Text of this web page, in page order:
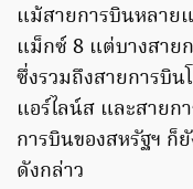
แม้สายการบินหลายแ
แม็กซ์ 8 แต่บางสาย
ซึ่งรวมถึงสายการบิน
แอร์ไลน์ส และสายก
การบินของสหรัฐฯ ก็
ดังกล่าว